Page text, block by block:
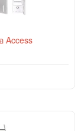
Access